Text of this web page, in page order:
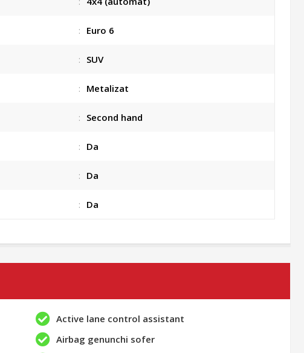
: Euro 6
: SUV
: Metalizat
: Second hand
: Da
: Da
: Da
Active lane control assistant
Airbag genunchi sofer